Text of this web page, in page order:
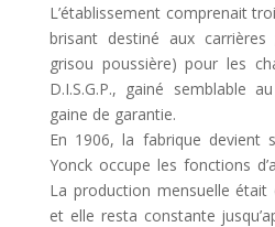
L’établissement comprenait
brisant destiné aux carrières
grisou poussière) pour les
D.I.S.G.P., gainé semblable
gaine de garantie.
En 1906, la fabrique devient
Yonck occupe les fonctions
La production mensuelle était
et elle resta constante